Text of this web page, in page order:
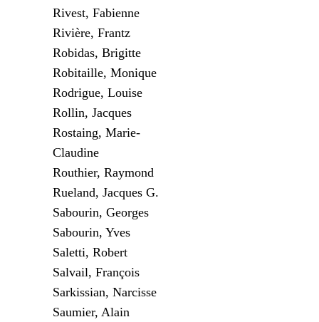
Rivest, Fabienne
Rivière, Frantz
Robidas, Brigitte
Robitaille, Monique
Rodrigue, Louise
Rollin, Jacques
Rostaing, Marie-
Claudine
Routhier, Raymond
Rueland, Jacques G.
Sabourin, Georges
Sabourin, Yves
Saletti, Robert
Salvail, François
Sarkissian, Narcisse
Saumier, Alain